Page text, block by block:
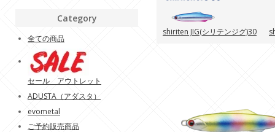
shiriten JIG(シリテンジグ)30
Category
全ての商品
セール アウトレット
ADUSTA（アダスタ）
evometal
ご予約販売商品